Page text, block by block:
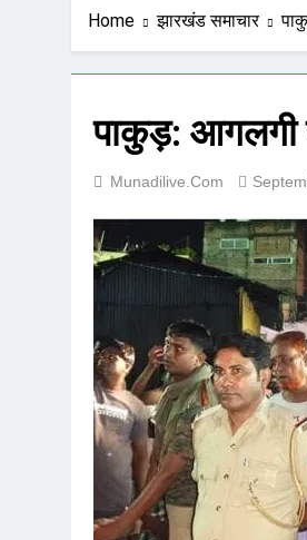
Home झारखंड समाचार
पाकुड़: आगलगी
Munadilive.com